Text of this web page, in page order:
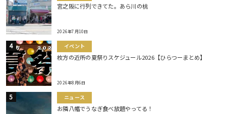
宮之阪に行列できてた。あら川の桃
2026年7月10日
イベント
枚方の近所の夏祭りスケジュール2026【ひらつーまとめ】
2026年8月6日
ニュース
お隣八幡でうなぎ食べ放題やってる！